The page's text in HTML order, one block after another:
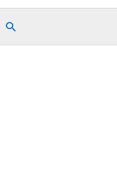
Szukaj